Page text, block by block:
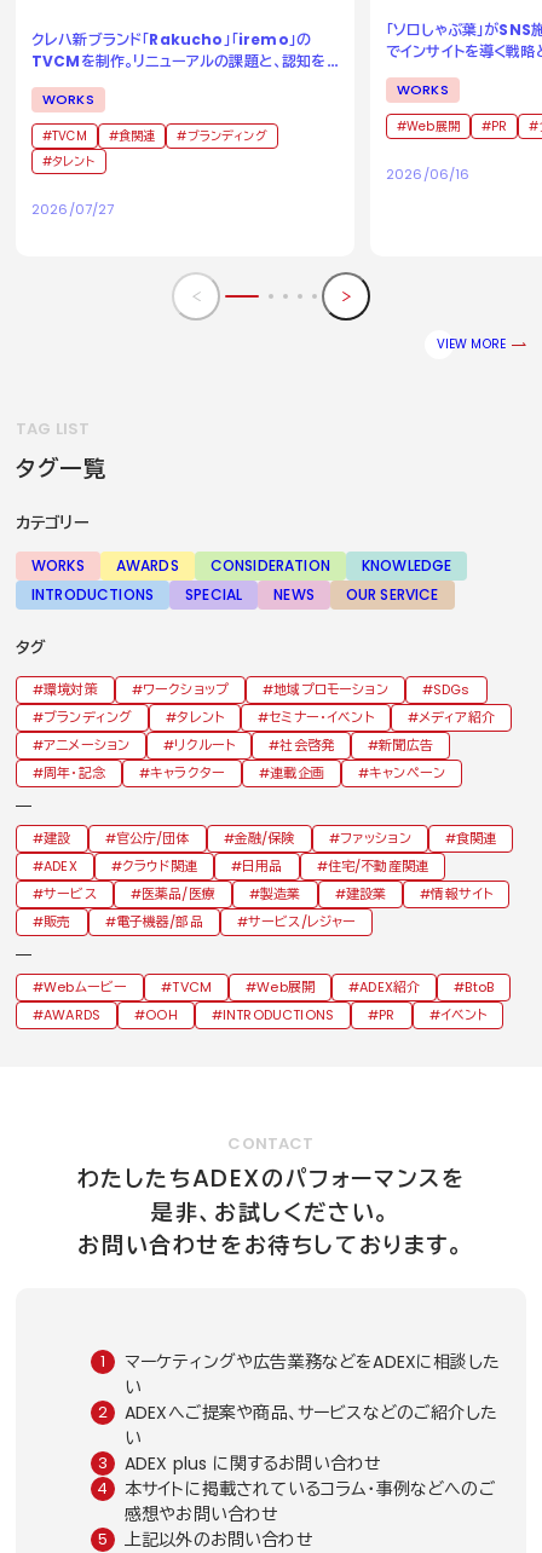
クレハ新ブランド「Rakucho」「iremo」の
TVCMを制作。リニューアルの課題と、認知を
獲得するためのアイデアとは。
WORKS
TVCM 食関連
ブランディング
タレント
2026/07/27
「ソロしゃぶ葉」が
でインサイトを導く戦
成功事例
WORKS
Web展開 PR
2026/06/16
VIEW MORE
TAG LIST
タグ一覧
カテゴリー
WORKS AWARDS CONSIDERATION
KNOWLEDGE
INTRODUCTIONS
SPECIAL NEWS OUR SERVICE
タグ
環境対策 ワークショップ 地域プロモーション
SDGs
ブランディング
タレント セミナー・イベント
メディア紹介
アニメーション
リクルート 社会啓発
新聞広告
周年・記念
キャラクター 連載企画 キャンペーン
建設 官公庁/団体 金融/保険 ファッション
食関連
ADEX
クラウド関連 日用品
住宅/不動産関連
サービス
医薬品/医療 製造業 建設業
情報サイト
販売
電子機器/部品 サービス/レジャー
Webムービー TVCM Web展開 ADEX紹介
BtoB
AWARDS
OOH INTRODUCTIONS PR イベント
CONTACT
わたしたちADEXのパフォーマンスを
是非、お試しください。
お問い合わせをお待ちしております。
マーケティングや広告業務などをADEXに相談した
い
ADEXへご提案や商品、サービスなどのご紹介した
い
ADEX plus に関するお問い合わせ
本サイトに掲載されているコラム・事例などへのご
感想やお問い合わせ
上記以外のお問い合わせ